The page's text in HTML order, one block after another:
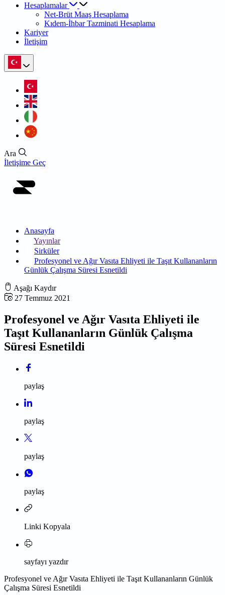
Hesaplamalar
Net-Brüt Maaş Hesaplama
Kıdem-İhbar Tazminati Hesaplama
Kariyer
İletişim
Ara
İletişime Geç
Anasayfa
Yayınlar
Sirküler
Profesyonel ve Ağır Vasıta Ehliyeti ile Taşıt Kullananların
Günlük Çalışma Süresi Esnetildi
Aşağı Kaydır
27 Temmuz 2021
Profesyonel ve Ağır Vasıta Ehliyeti ile
Taşıt Kullananların Günlük Çalışma
Süresi Esnetildi
paylaş
paylaş
paylaş
paylaş
Linki Kopyala
sayfayı yazdır
Profesyonel ve Ağır Vasıta Ehliyeti ile Taşıt Kullananların Günlük
Çalışma Süresi Esnetildi